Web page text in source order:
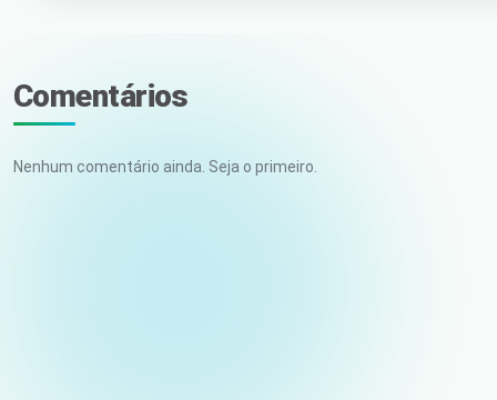
Comentários
Nenhum comentário ainda. Seja o primeiro.